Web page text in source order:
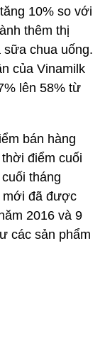
10% so với
thêm thị
chua uống.
của Vinamilk
lên 58% từ
bán hàng
điểm cuối
tháng
mới đã được
2016 và 9
các sản phẩm